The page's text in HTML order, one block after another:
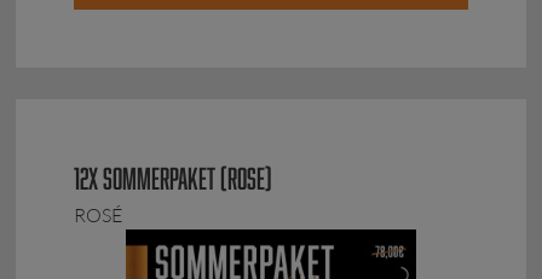
12X SOMMERPAKET (ROSE)
ROSÉ